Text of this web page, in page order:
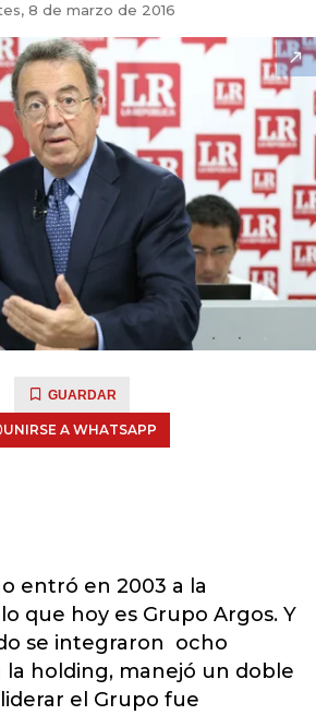
8 de marzo de 2016
GUARDAR
UNIRSE A WHATSAPP
entró en 2003 a la
que hoy es Grupo Argos. Y
se integraron ocho
holding, manejó un doble
el Grupo fue